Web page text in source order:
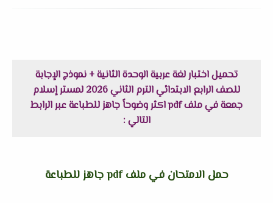
تحميل اختبار لغة عربية الوحدة الثانية + نموذج الإجابة
للصف الرابع الابتدائي الترم الثاني 2026 لمستر إسلام
جمعة في ملف pdf اكثر وضوحاً جاهز للطباعة عبر الرابط
التالي :
حمل الامتحان في ملف pdf جاهز للطباعة